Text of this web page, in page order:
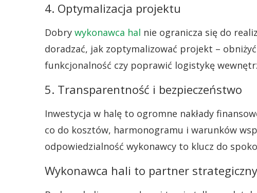
4. Optymalizacja projektu
Dobry wykonawca hal nie ogranicza się do
doradzać, jak zoptymalizować projekt –
funkcjonalność czy poprawić logistykę
5. Transparentność i bezpieczeństwo
Inwestycja w halę to ogromne nakłady
co do kosztów, harmonogramu i warunków
odpowiedzialność wykonawcy to klucz do
Wykonawca hali to partner strategiczny